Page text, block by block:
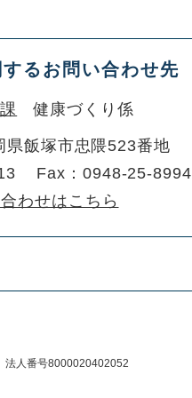
るお問い合わせ先
健康づくり係
県飯塚市忠隈523番地
Fax：0948-25-8994
わせはこちら
法人番号8000020402052